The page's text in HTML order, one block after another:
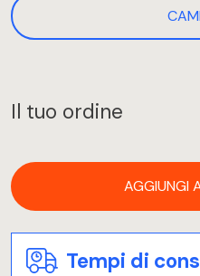
Il tuo ordine
AGGIUNGI
Tempi di